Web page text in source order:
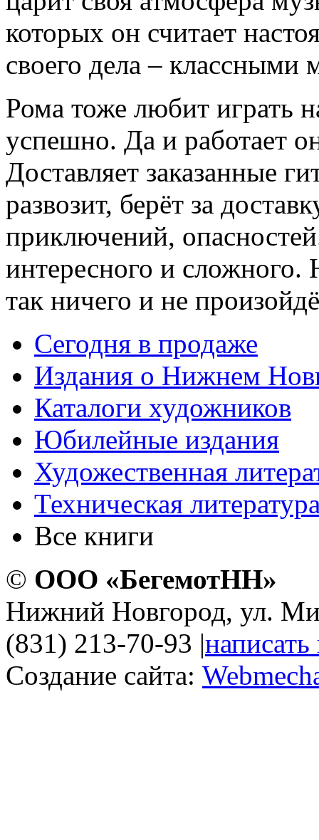
которых он считает
своего дела – классными
Рома тоже любит играть
успешно. Да и работает
Доставляет заказанные
развозит, берёт за
приключений,
интересного и
так ничего и не
Сегодня в продаже
Издания о Нижнем
Каталоги художников
Юбилейные издания
Художественная
Техническая
Все книги
© ООО «БегемотНН»
Нижний Новгород, ул.
(831) 213-70-93 |
Создание сайта: